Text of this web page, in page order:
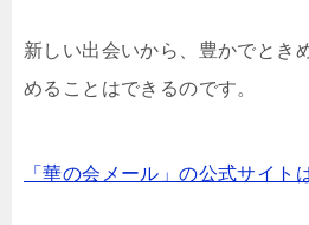
新しい出会いから、豊かでとき
めることはできるのです。
「華の会メール」の公式サイト